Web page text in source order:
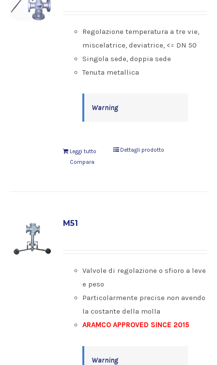
Regolazione temperatura a tre vie,
miscelatrice, deviatrice, <= DN 50
Singola sede, doppia sede
Tenuta metallica
Warning
Leggi tutto
Dettagli prodotto
Compara
M51
Valvole di regolazione o sfioro a leve
e peso
Particolarmente precise non avendo
la costante della molla
ARAMCO APPROVED SINCE 2015
Warning